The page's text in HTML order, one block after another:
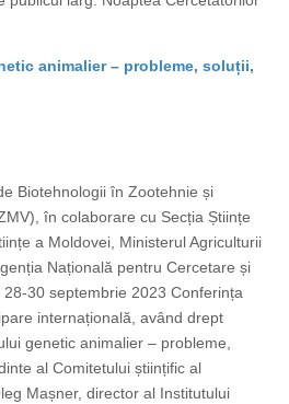
animalier – probleme, soluții,
Biotehnologii în Zootehnie și
în colaborare cu Secția Științe
a Moldovei, Ministerul Agriculturii
Națională pentru Cercetare și
30 septembrie 2023 Сonferința
internațională, având drept
genetic animalier – probleme,
al Comitetului științific al
Mașner, director al Institutului